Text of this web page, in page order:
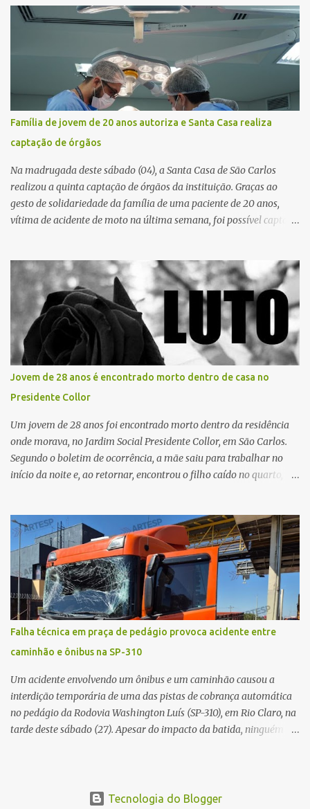
município, mas também de diversas cidades do entorno,
ampliando significativamente a responsabilidade da gestão sobre
o Sistema Único de Saúde (SUS). Nos últimos anos, o Governo
Federal tem ampliado investimentos destinados ao fortalecimento
da atenção básica, da infraestrutura hospitalar e da
regionalização dos serviços de saúde. Entretanto, em um cenário
de demandas crescentes e recursos necessariamente limitados, a
principal missão da gestão pública não é apenas investir mais,
mas decidir melhor onde investir para produzir o maior benefício
possível à população. Essa reflexão encontra respaldo tanto na
teoria da admini...
Família de jovem de 20 anos autoriza e Santa Casa realiza
captação de órgãos
Na madrugada deste sábado (04), a Santa Casa de São Carlos
realizou a quinta captação de órgãos da instituição. Graças ao
gesto de solidariedade da família de uma paciente de 20 anos,
vítima de acidente de moto na última semana, foi possível captar o
Por se tratar de um órgão com curto tempo de preservação, a
equipe responsável pela captação do coração chegou a São Carlos
em uma aeronave da Força Aérea Brasileira (FAB), garantindo
agilidade no transporte e na realização do procedimento. Após a
retirada do órgão, a Guarda Civil Municipal (GCM), por meio da
Prefeitura de São Carlos, realizou o transporte do coração até o
aeroporto, de onde a aeronave da FAB seguiu com o órgão para
coordenada pela Comissão Intra-Hospitalar de Doação de Órgãos
e Tecidos para Transplantes (CIHDOTT) da Santa Ca...
Jovem de 28 anos é encontrado morto dentro de casa no
Presidente Collor
Um jovem de 28 anos foi encontrado morto dentro da residência
onde morava, no Jardim Social Presidente Collor, em São Carlos.
Segundo o boletim de ocorrência, a mãe saiu para trabalhar no
início da noite e, ao retornar, encontrou o filho caído no quarto,
jovem apresentava problemas de saúde. Fonte: São Carlos Agora
Falha técnica em praça de pedágio provoca acidente entre
caminhão e ônibus na SP-310
Um acidente envolvendo um ônibus e um caminhão causou a
interdição temporária de uma das pistas de cobrança automática
no pedágio da Rodovia Washington Luís (SP-310), em Rio Claro, na
tarde deste sábado (27). Apesar do impacto da batida, ninguém
aconteceu devido a uma falha técnica na praça de cobrança.
Tecnologia do Blogger